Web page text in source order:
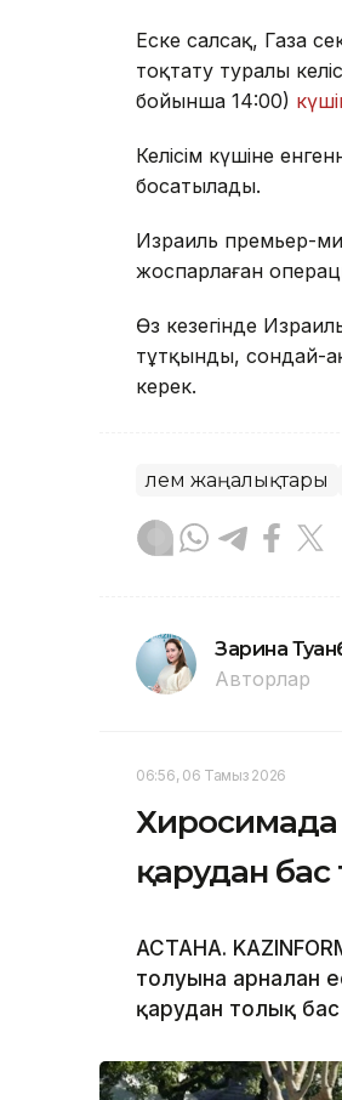
Еске салсақ, Газа
тоқтату туралы
бойынша 14:00)
Келісім күшіне
босатылады.
Израиль премьер-
жоспарлаған
Өз кезегінде
тұтқынды, сондай-
керек.
Әлем жаңалықтары
Зарина
Авторлар
06:56, 06 Тамыз 2026
қарудан
АСТАНА.
толуына арналған
қарудан толық